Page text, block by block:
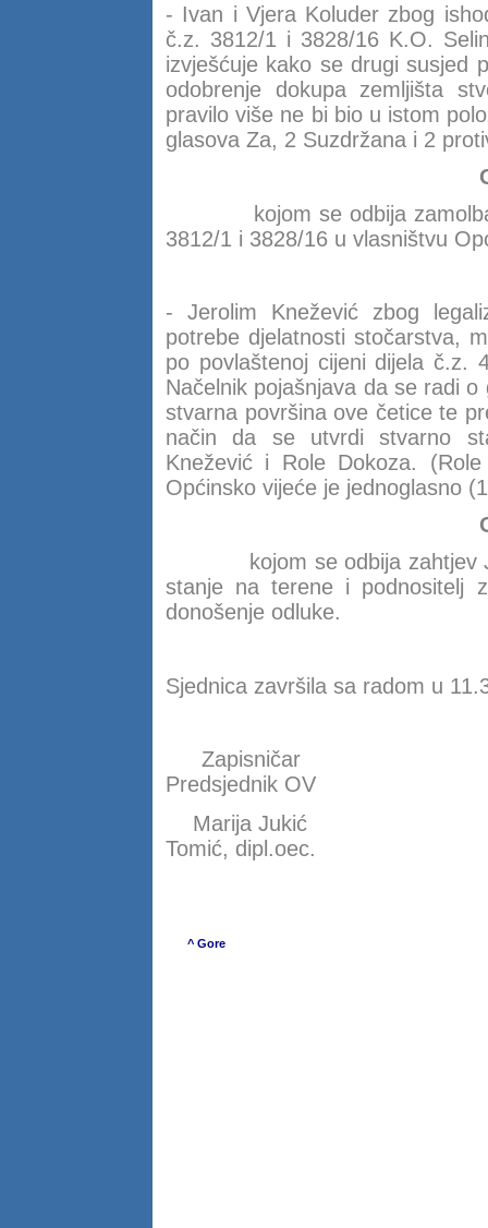
- Ivan i Vjera Koluder zbog
č.z. 3812/1 i 3828/16 K.O.
izvješćuje kako se drugi susjed
odobrenje dokupa zemljišta
pravilo više ne bi bio u istom
glasova Za, 2 Suzdržana i 2
kojom se odbija
3812/1 i 3828/16 u vlasništvu
- Jerolim Knežević zbog
potrebe djelatnosti stočarstva,
po povlaštenoj cijeni dijela č.z.
Načelnik pojašnjava da se radi
stvarna površina ove četice te
način da se utvrdi stvarno
Knežević i Role Dokoza.
Općinsko vijeće je jednoglasno
kojom se odbija
stanje na terene i podnositelj
donošenje odluke.
Sjednica završila sa radom u
Predsjednik OV
Marija
Tomić, dipl.oec.
^ Gore